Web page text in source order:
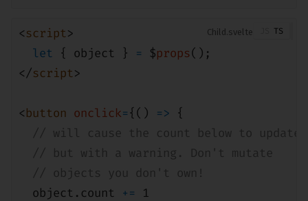
Child
<script>
let
{ object } = $props();
</script>
<button onclick={() =>
{
// will cause the count below to update,
// but with a warning. Don't mutate
// objects you don't own!
object .count +=
1